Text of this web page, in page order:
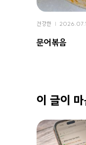
건강한
문어볶음
이 글이